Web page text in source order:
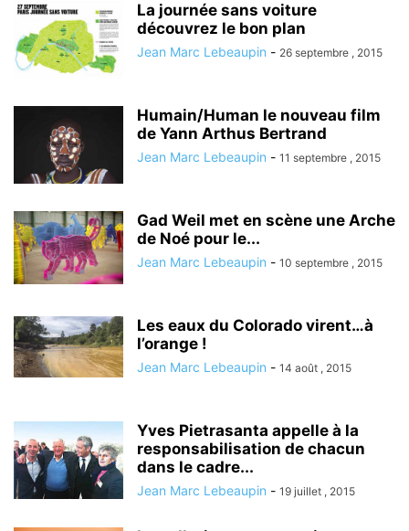
La journée sans voiture
découvrez le bon plan
Jean Marc Lebeaupin - 26 septembre , 2015
Humain/Human le nouveau film
de Yann Arthus Bertrand
Jean Marc Lebeaupin - 11 septembre , 2015
Gad Weil met en scène une Arche
de Noé pour le...
Jean Marc Lebeaupin - 10 septembre , 2015
Les eaux du Colorado virent…à
l’orange !
Jean Marc Lebeaupin - 14 août , 2015
Yves Pietrasanta appelle à la
responsabilisation de chacun
dans le cadre...
Jean Marc Lebeaupin - 19 juillet , 2015